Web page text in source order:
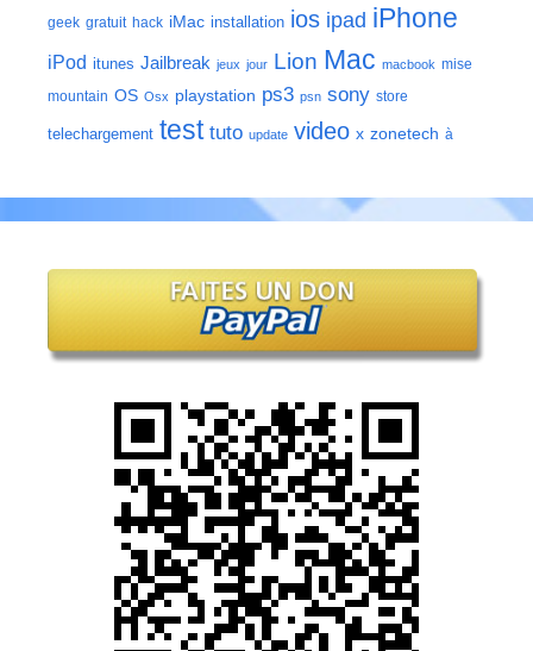
geek gratuit hack iMac installation ios ipad iPhone
iPod itunes Jailbreak jeux jour Lion Mac macbook mise
mountain OS Osx playstation ps3 psn sony store
telechargement test tuto update video x zonetech à